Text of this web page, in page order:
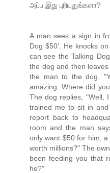
அப்ப இது புரியுதுங்களா?
A man sees a sign in
Dog $50’. He knocks
can see the Talking
the dog and then
the man to the dog.
amazing. Where did
The dog replies, "Well,
trained me to sit in and
report back to
room and the man
only want $50 for him,
worth millions?" The
been feeding you that
he?"